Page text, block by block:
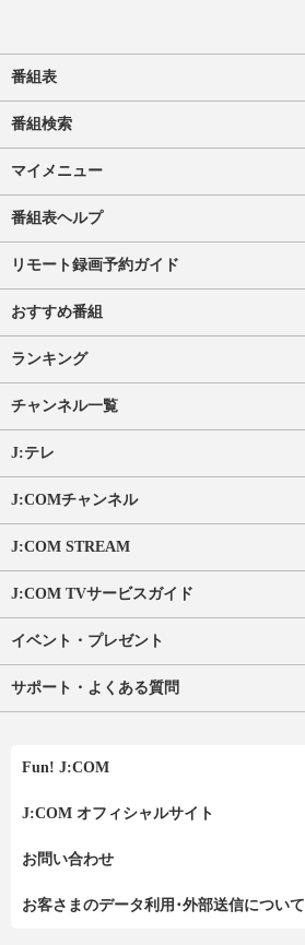
番組表
番組検索
マイメニュー
番組表ヘルプ
リモート録画予約ガイド
おすすめ番組
ランキング
チャンネル一覧
J:テレ
J:COMチャンネル
J:COM STREAM
J:COM TVサービスガイド
イベント・プレゼント
サポート・よくある質問
Fun! J:COM
J:COM オフィシャルサイト
お問い合わせ
お客さまのデータ利用･外部送信について